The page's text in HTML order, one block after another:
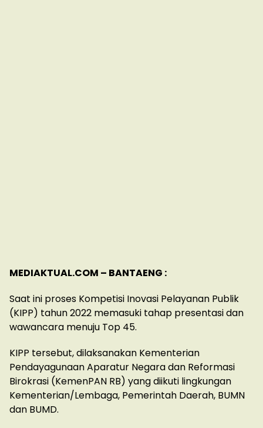
MEDIAKTUAL.COM – BANTAENG :
Saat ini proses Kompetisi Inovasi Pelayanan Publik
(KIPP) tahun 2022 memasuki tahap presentasi dan
wawancara menuju Top 45.
KIPP tersebut, dilaksanakan Kementerian
Pendayagunaan Aparatur Negara dan Reformasi
Birokrasi (KemenPAN RB) yang diikuti lingkungan
Kementerian/Lembaga, Pemerintah Daerah, BUMN
dan BUMD.